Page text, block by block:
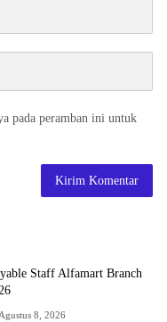
pada peramban ini untuk
Staff Alfamart Branch
Agustus 8, 2026